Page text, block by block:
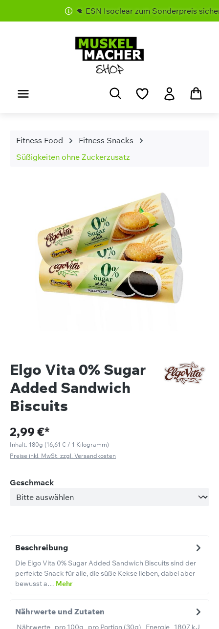
Zum Hauptinhalt springen👊 ESN Isoclear zum Sonderpreis sichern
Fitness Food
Fitness Snacks
Süßigkeiten ohne Zuckerzusatz
Elgo Vita 0% Sugar
Added Sandwich
Biscuits
2,99 €*
Inhalt: 180g (16,61 € / 1 Kilogramm)
Preise inkl. MwSt. zzgl. Versandkosten
Geschmackauswählen
Beschreibung
Die Elgo Vita 0% Sugar Added Sandwich Biscuits sind der
perfekte Snack für alle, die süße Kekse lieben, dabei aber
bewusst a… Mehr
Nährwerte und Zutaten
Nährwerte pro 100g pro Portion (30g) Energie 1807 kJ